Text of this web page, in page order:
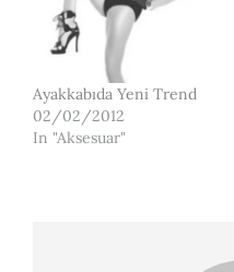
Ayakkabıda Yeni Trend
02/02/2012
In "Aksesuar"